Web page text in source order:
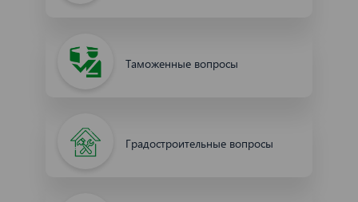
Таможенные вопросы
Градостроительные вопросы